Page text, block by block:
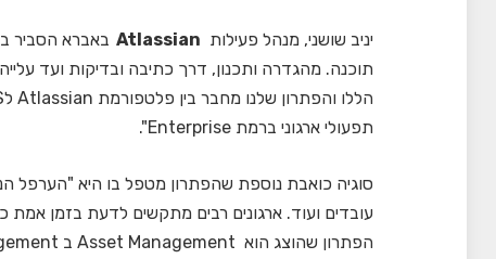
יניב שושני, מנהל פעילות Atlassian
הללו והפתרון שלנו מחבר בין פלטפורמת Atlassian
תפעולי ארגוני ברמת Enterprise".
סוגיה כואבת נוספת שהפתרון מטפל בו היא "הערפל
עובדים ועוד. ארגונים רבים מתקשים לדעת בזמן אמת